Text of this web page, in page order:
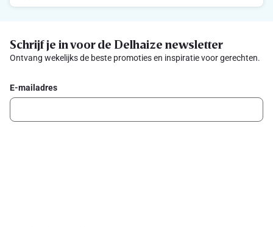
Schrijf je in voor de Delhaize newsletter
Ontvang wekelijks de beste promoties en inspiratie voor gerechten.
E-mailadres